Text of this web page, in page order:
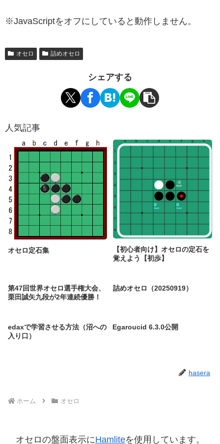
※JavaScriptをオフにしていると動作しません。
オセロ 詰めオセロ
シェアする
人気記事
オセロ定石集
【初心者向け】オセロの定石を
覚えよう【初歩】
第47回世界オセロ選手権大会、
栗田誠矢九段が2年連続優勝！
詰めオセロ（20250919）
edaxで学習させる方法（沼への
入り口）
Egaroucid 6.3.0公開
hasera
ホーム オセロ
オセロの盤面表示にHamliteを使用しています。